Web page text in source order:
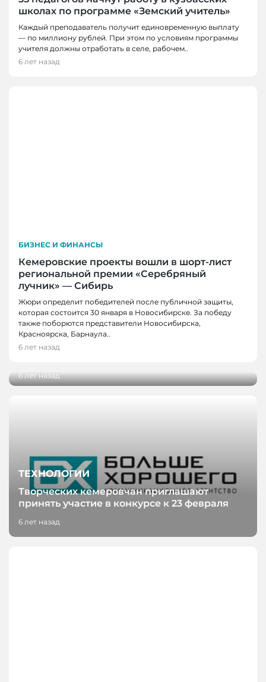
школах по программе «Земский учитель»
Каждый преподаватель получит единовременную выплату
— по миллиону рублей. При этом по условиям программы
учителя должны отработать в селе, рабочем..
6 лет назад
БИЗНЕС И ФИНАНСЫ
Кемеровские проекты вошли в шорт-лист
региональной премии «Серебряный
лучник» — Сибирь
Жюри определит победителей после публичной защиты,
которая состоится 30 января в Новосибирске. За победу
также поборются представители Новосибирска,
Красноярска, Барнаула..
6 лет назад
ГОРОД, ЛЮДИ
Кавер-группа «Мы – русские»: выступление
перед президентом, концерты на крыше и
6 лет назад
ТЕХНОЛОГИИ
Творческих кемеровчан приглашают
принять участие в конкурсе к 23 февраля
6 лет назад